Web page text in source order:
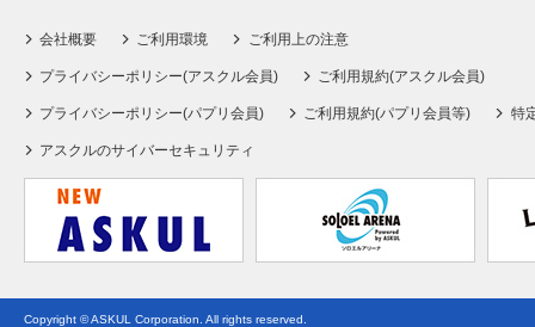
会社概要 ご利用環境 ご利用上の注意
プライバシーポリシー(アスクル会員) ご利用規約(アスクル会員)
プライバシーポリシー(パプリ会員) ご利用規約(パプリ会員等) 特
アスクルのサイバーセキュリティ
Copyright © ASKUL Corporation. All rights reserved.